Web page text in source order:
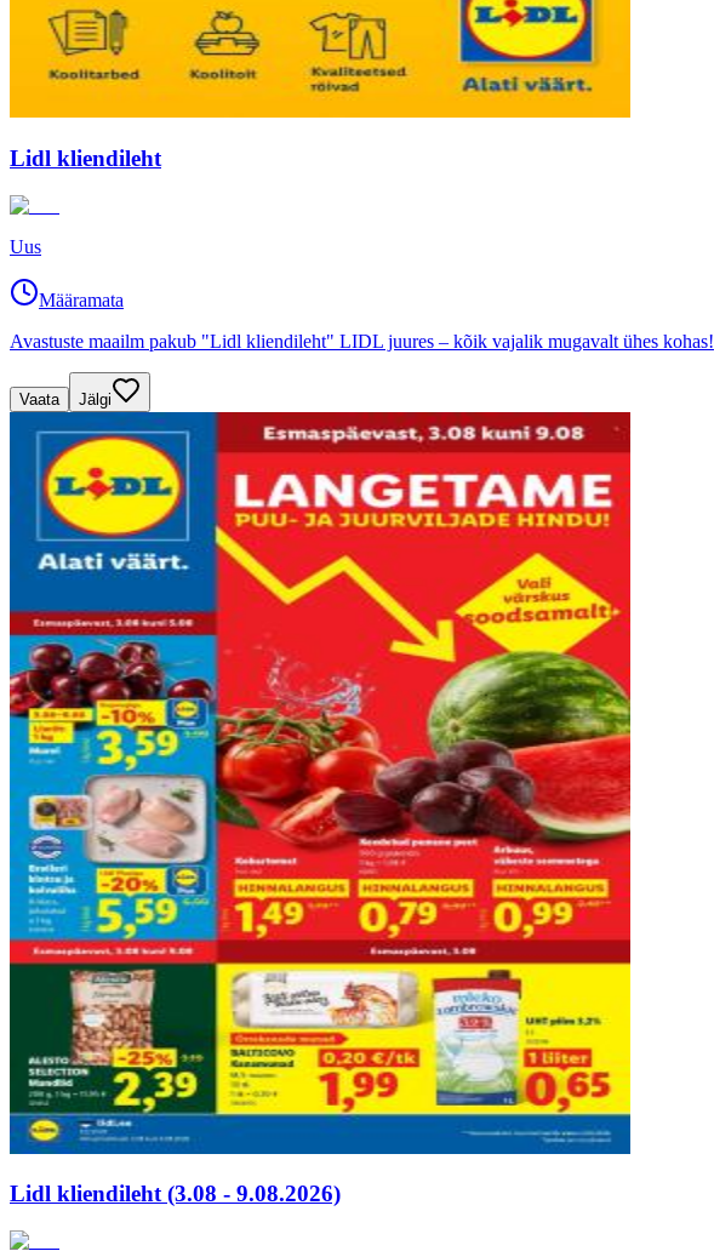
Lidl kliendileht
Uus
Määramata
Avastuste maailm pakub "Lidl kliendileht" LIDL juures – kõik vajalik mugavalt ühes kohas!
Vaata Jälgi
Lidl kliendileht (3.08 - 9.08.2026)